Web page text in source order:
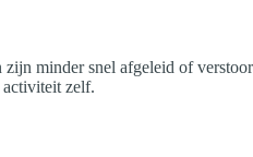
minder snel afgeleid of
zelf.